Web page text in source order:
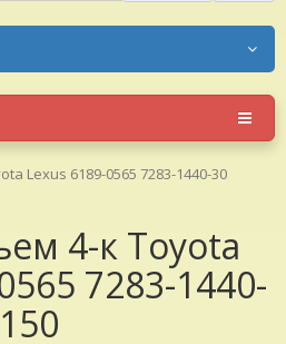
Lexus 6189-0565 7283-1440-30
4-к Toyota
7283-1440-